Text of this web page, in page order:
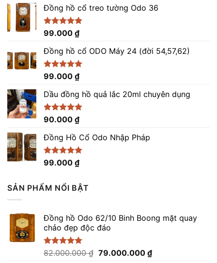
Đồng hồ cổ treo tường Odo 36
Được xếp
4.86
5 sao
99.000 ₫
Đồng hồ cổ ODO Máy 24 (đời 54,57,62)
Được xếp
5.00
5 sao
99.000 ₫
Dầu đồng hồ quả lắc 20ml chuyên dụng
Được xếp
5.00
5 sao
90.000 ₫
Đồng Hồ Cổ Odo Nhập Pháp
Được xếp
4.96
99.000 ₫
SẢN PHẨM NỔI BẬT
Đồng hồ Odo 62/10 Binh Boong mặt quay
chảo đẹp độc đáo
Được xếp
82.000.000₫ Giá
79.000.000 ₫Giá